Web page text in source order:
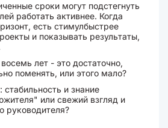
сроки могут подстегнуть
работать активнее. Когда
есть стимулбыстрее
и показывать результаты,
лет - это достаточно,
поменять, или этого мало?
и знание
или свежий взгляд и
руководителя?